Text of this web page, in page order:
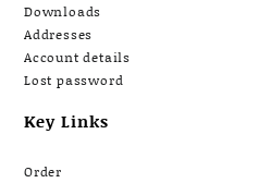
Downloads
Addresses
Account details
Lost password
Key Links
Order